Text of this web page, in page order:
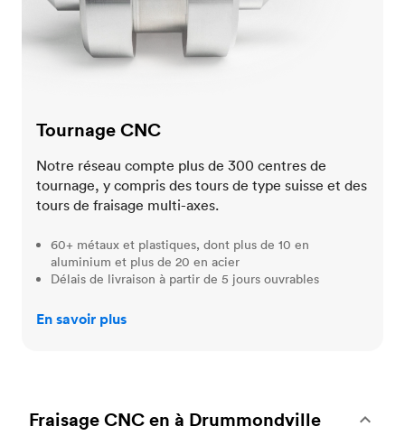
Tournage CNC
Notre réseau compte plus de 300 centres de
tournage, y compris des tours de type suisse et des
tours de fraisage multi-axes.
60+ métaux et plastiques, dont plus de 10 en
aluminium et plus de 20 en acier
Délais de livraison à partir de 5 jours ouvrables
En savoir plus
Fraisage CNC en à Drummondville